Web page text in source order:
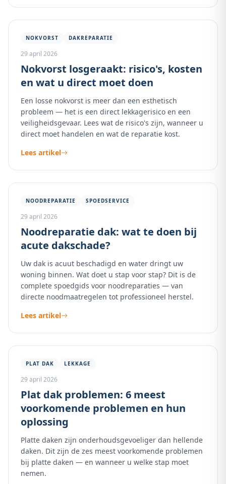
NOKVORST DAKREPARATIE
29 april 2026
Nokvorst losgeraakt: risico's, kosten
en wat u direct moet doen
Een losse nokvorst is meer dan een esthetisch
probleem — het is een direct lekkagerisico en een
veiligheidsgevaar. Lees wat de risico's zijn, wanneer u
direct moet handelen en wat de reparatie kost.
Lees artikel
NOODREPARATIE SPOEDSERVICE
29 april 2026
Noodreparatie dak: wat te doen bij
acute dakschade?
Uw dak is acuut beschadigd en water dringt uw
woning binnen. Wat doet u stap voor stap? Dit is de
complete spoedgids voor noodreparaties — van
directe noodmaatregelen tot professioneel herstel.
Lees artikel
PLAT DAK LEKKAGE
29 april 2026
Plat dak problemen: 6 meest
voorkomende problemen en hun
oplossing
Platte daken zijn onderhoudsgevoeliger dan hellende
daken. Dit zijn de zes meest voorkomende problemen
bij platte daken — en wanneer u welke stap moet
nemen.